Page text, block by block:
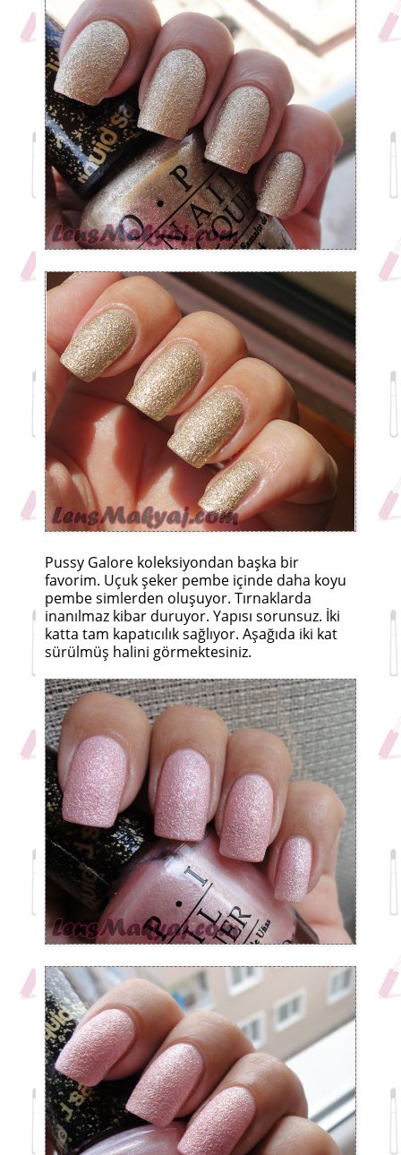
Pussy Galore koleksiyondan başka bir
favorim. Uçuk şeker pembe içinde daha koyu
pembe simlerden oluşuyor. Tırnaklarda
inanılmaz kibar duruyor. Yapısı sorunsuz. İki
katta tam kapatıcılık sağlıyor. Aşağıda iki kat
sürülmüş halini görmektesiniz.